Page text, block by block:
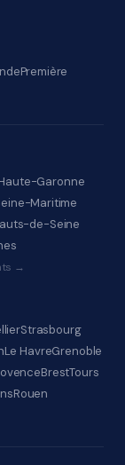
Première
Garonne
Maritime
de-Seine
→
Strasbourg
Le HavreGrenoble
BrestTours
Rouen